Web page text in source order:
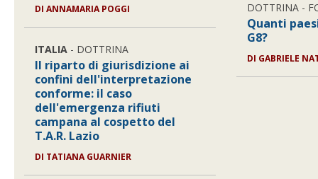
DI ANNAMARIA POGGI
ITALIA - DOTTRINA
Il riparto di giurisdizione ai
confini dell'interpretazione
conforme: il caso
dell'emergenza rifiuti
campana al cospetto del
T.A.R. Lazio
DI TATIANA GUARNIER
DOTTRINA -
Quanti
G8?
DI GABRIELE